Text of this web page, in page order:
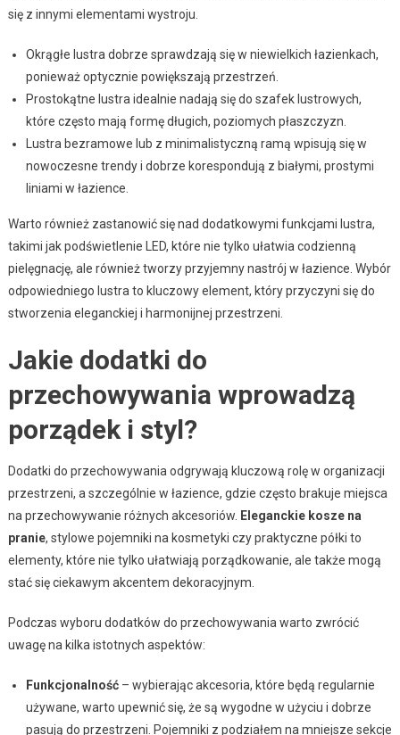
się z innymi elementami wystroju.
Okrągłe lustra dobrze sprawdzają się w niewielkich łazienkach,
ponieważ optycznie powiększają przestrzeń.
Prostokątne lustra idealnie nadają się do szafek lustrowych,
które często mają formę długich, poziomych płaszczyzn.
Lustra bezramowe lub z minimalistyczną ramą wpisują się w
nowoczesne trendy i dobrze korespondują z białymi, prostymi
liniami w łazience.
Warto również zastanowić się nad dodatkowymi funkcjami lustra,
takimi jak podświetlenie LED, które nie tylko ułatwia codzienną
pielęgnację, ale również tworzy przyjemny nastrój w łazience. Wybór
odpowiedniego lustra to kluczowy element, który przyczyni się do
stworzenia eleganckiej i harmonijnej przestrzeni.
Jakie dodatki do
przechowywania wprowadzą
porządek i styl?
Dodatki do przechowywania odgrywają kluczową rolę w organizacji
przestrzeni, a szczególnie w łazience, gdzie często brakuje miejsca
na przechowywanie różnych akcesoriów. Eleganckie kosze na
pranie, stylowe pojemniki na kosmetyki czy praktyczne półki to
elementy, które nie tylko ułatwiają porządkowanie, ale także mogą
stać się ciekawym akcentem dekoracyjnym.
Podczas wyboru dodatków do przechowywania warto zwrócić
uwagę na kilka istotnych aspektów:
Funkcjonalność– wybierając akcesoria, które będą regularnie
używane, warto upewnić się, że są wygodne w użyciu i dobrze
pasują do przestrzeni. Pojemniki z podziałem na mniejsze sekcje